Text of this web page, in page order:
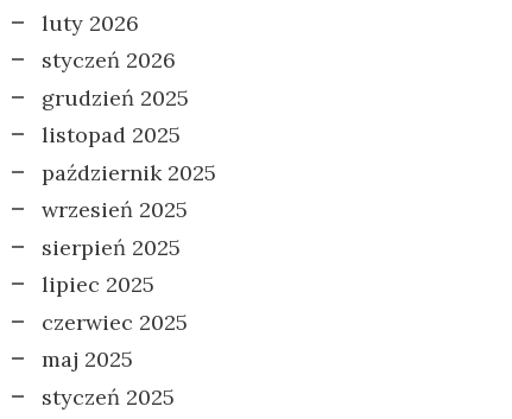
luty 2026
styczeń 2026
grudzień 2025
listopad 2025
październik 2025
wrzesień 2025
sierpień 2025
lipiec 2025
czerwiec 2025
maj 2025
styczeń 2025